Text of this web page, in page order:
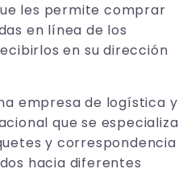
les permite comprar
en línea de los
en su dirección
empresa de logística y
que se especializa
y correspondencia
hacia diferentes